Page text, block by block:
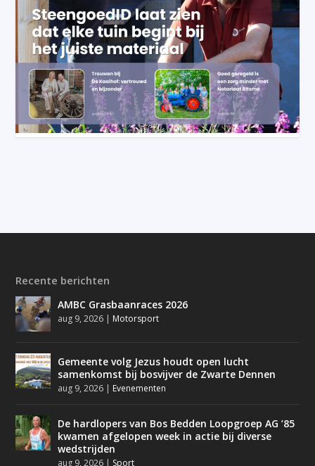
Recente berichten
AMBC Grasbaanraces 2026
aug 9, 2026 Motorsport
Gemeente volg Jezus houdt open lucht
samenkomst bij bosvijver de Zwarte Dennen
aug 9, 2026 Evenementen
De hardlopers van Bos Bedden Loopgroep AG ’85
kwamen afgelopen week in actie bij diverse
wedstrijden
aug 9, 2026 Sport